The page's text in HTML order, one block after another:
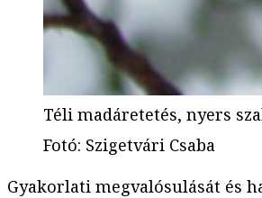
Téli madáretetés, nyers
Fotó: Szigetvári Csaba
Gyakorlati megvalósulását és